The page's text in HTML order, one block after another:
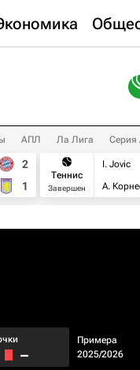
АПЛ Ла Лига Серия
2
1
Теннис
Завершен
I. Jovic
А.
Примера
2025/2026
–